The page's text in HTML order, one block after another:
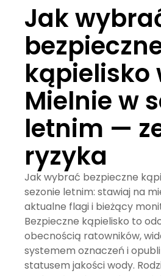
Jak
kąpielisko
Mielnie w
letnim —
ryzyka
Jak wybrać bezpieczne
sezonie letnim: stawiaj na
aktualne flagi i bieżący
Bezpieczne kąpielisko to
obecnością ratowników,
systemem oznaczeń i
statusem jakości wody.